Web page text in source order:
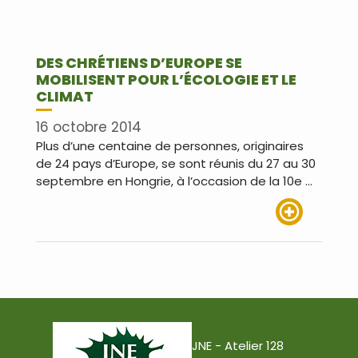
DES CHRÉTIENS D’EUROPE SE
MOBILISENT POUR L’ÉCOLOGIE ET LE
CLIMAT
16 octobre 2014
Plus d’une centaine de personnes, originaires
de 24 pays d’Europe, se sont réunis du 27 au 30
septembre en Hongrie, à l’occasion de la 10e …
JNE - Atelier 128